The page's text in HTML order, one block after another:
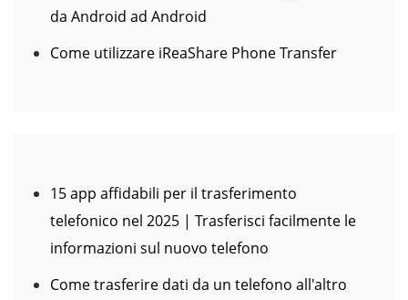
da Android ad Android
Come utilizzare iReaShare Phone Transfer
15 app affidabili per il trasferimento
telefonico nel 2025 | Trasferisci facilmente le
informazioni sul nuovo telefono
Come trasferire dati da un telefono all'altro